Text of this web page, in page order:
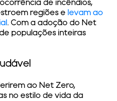
de incêndios,
regiões e levam ao
. Com a adoção do Net
populações inteiras
ao Net Zero,
no estilo de vida da